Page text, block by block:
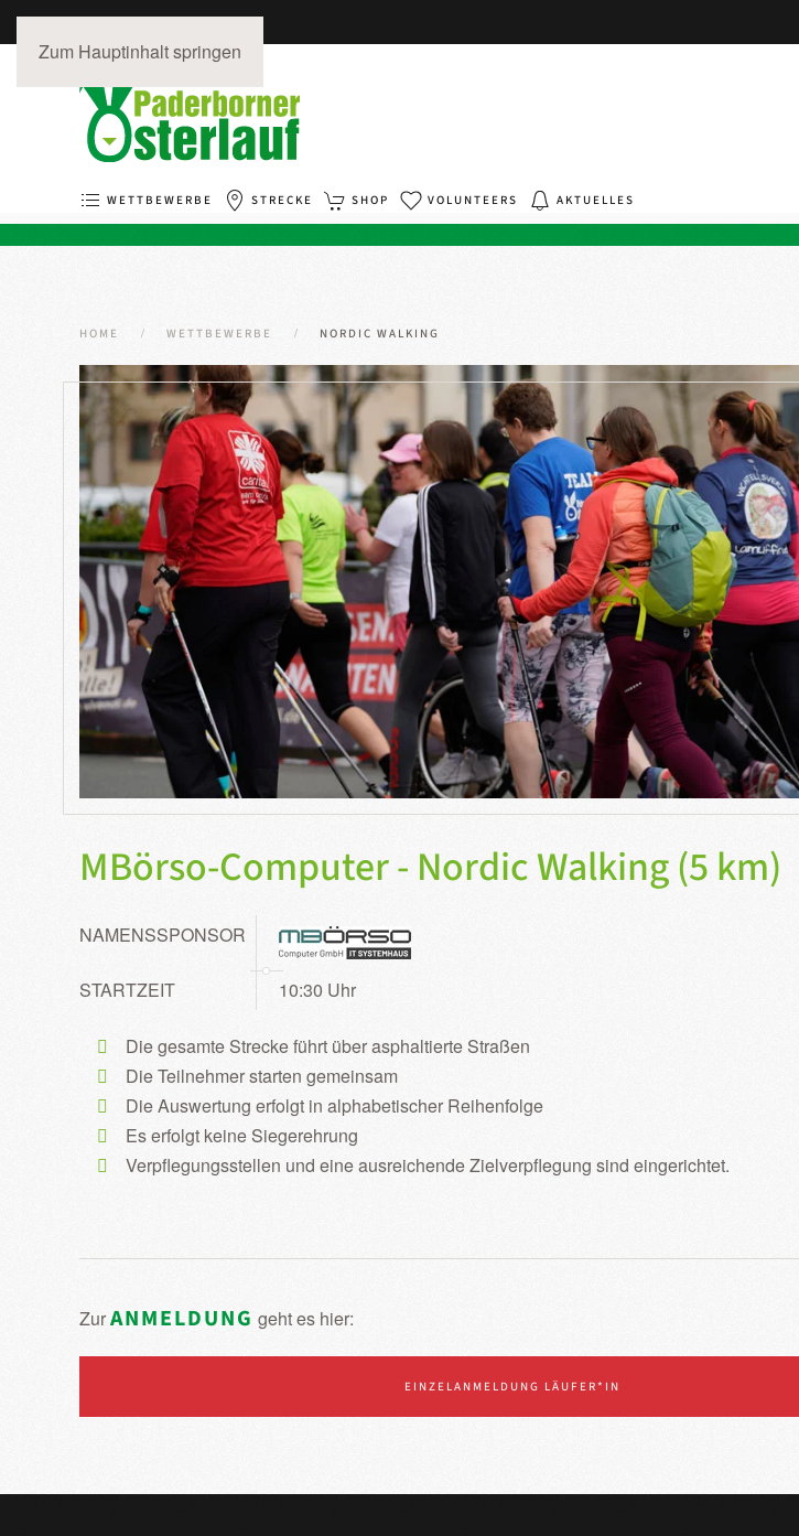
Zum Hauptinhalt springen
WETTBEWERBE STRECKE SHOP VOLUNTEERS AKTUELLES
HOME WETTBEWERBE NORDIC WALKING
MBörso-Computer - Nordic Walking (5 km)
NAMENSSPONSOR
STARTZEIT 10:30 Uhr
Die gesamte Strecke führt über asphaltierte Straßen
Die Teilnehmer starten gemeinsam
Die Auswertung erfolgt in alphabetischer Reihenfolge
Es erfolgt keine Siegerehrung
Verpflegungsstellen und eine ausreichende Zielverpflegung sind eingerichtet.
ZurANMELDUNG geht es hier:
EINZELANMELDUNG LÄUFER*IN